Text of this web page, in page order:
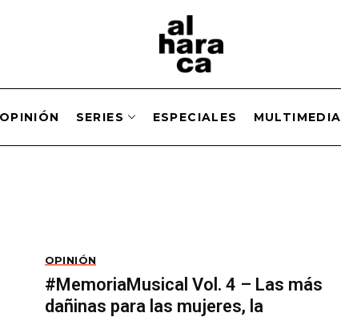
OPINIÓN SERIES ESPECIALES MULTIMEDIA
OPINIÓN
#MemoriaMusical Vol. 4 – Las más
dañinas para las mujeres, la